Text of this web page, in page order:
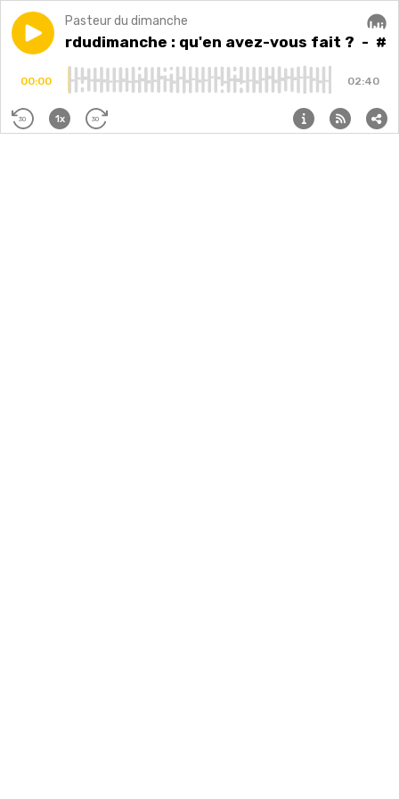
Play episode#pasteurdudimanche : qu'en avez-vous fait ?
Pasteur du dimanche
: qu'en avez-vous fait ? -
00:00 02:40
30 1x 30